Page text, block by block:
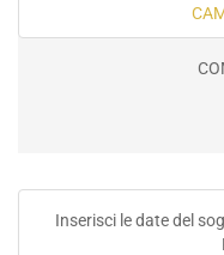
Inserisci le date del